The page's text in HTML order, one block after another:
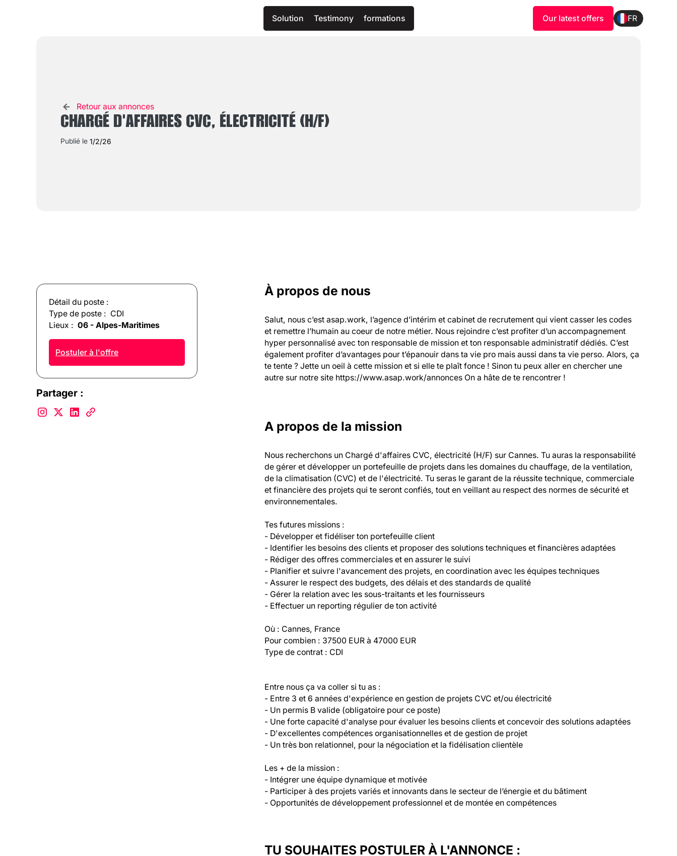
Solution Testimony formations Our latest offers FR
Retour aux annonces
CHARGÉ D'AFFAIRES CVC, ÉLECTRICITÉ (H/F)
Publié le 1/2/26
Détail du poste :
Type de poste : CDI
Lieux : 06 - Alpes-Maritimes
Postuler à l'offre
Partager :
À propos de nous
Salut, nous c’est asap.work, l’agence d’intérim et cabinet de recrutement qui vient casser les codes
et remettre l’humain au coeur de notre métier. Nous rejoindre c’est profiter d’un accompagnement
hyper personnalisé avec ton responsable de mission et ton responsable administratif dédiés. C’est
également profiter d’avantages pour t’épanouir dans ta vie pro mais aussi dans ta vie perso. Alors, ça
te tente ? Jette un oeil à cette mission et si elle te plaît fonce ! Sinon tu peux aller en chercher une
autre sur notre site https://www.asap.work/annonces On a hâte de te rencontrer !
A propos de la mission
Nous recherchons un Chargé d'affaires CVC, électricité (H/F) sur Cannes. Tu auras la responsabilité
de gérer et développer un portefeuille de projets dans les domaines du chauffage, de la ventilation,
de la climatisation (CVC) et de l'électricité. Tu seras le garant de la réussite technique, commerciale
et financière des projets qui te seront confiés, tout en veillant au respect des normes de sécurité et
environnementales.
Tes futures missions :
- Développer et fidéliser ton portefeuille client
- Identifier les besoins des clients et proposer des solutions techniques et financières adaptées
- Rédiger des offres commerciales et en assurer le suivi
- Planifier et suivre l'avancement des projets, en coordination avec les équipes techniques
- Assurer le respect des budgets, des délais et des standards de qualité
- Gérer la relation avec les sous-traitants et les fournisseurs
- Effectuer un reporting régulier de ton activité
Où : Cannes, France
Pour combien : 37500 EUR à 47000 EUR
Type de contrat : CDI
Entre nous ça va coller si tu as :
- Entre 3 et 6 années d'expérience en gestion de projets CVC et/ou électricité
- Un permis B valide (obligatoire pour ce poste)
- Une forte capacité d'analyse pour évaluer les besoins clients et concevoir des solutions adaptées
- D'excellentes compétences organisationnelles et de gestion de projet
- Un très bon relationnel, pour la négociation et la fidélisation clientèle
Les + de la mission :
- Intégrer une équipe dynamique et motivée
- Participer à des projets variés et innovants dans le secteur de l’énergie et du bâtiment
- Opportunités de développement professionnel et de montée en compétences
TU SOUHAITES POSTULER À L'ANNONCE :